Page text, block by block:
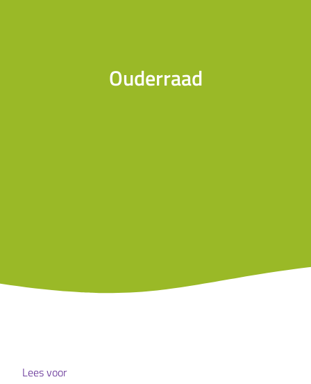
Ouderraad
Lees voor